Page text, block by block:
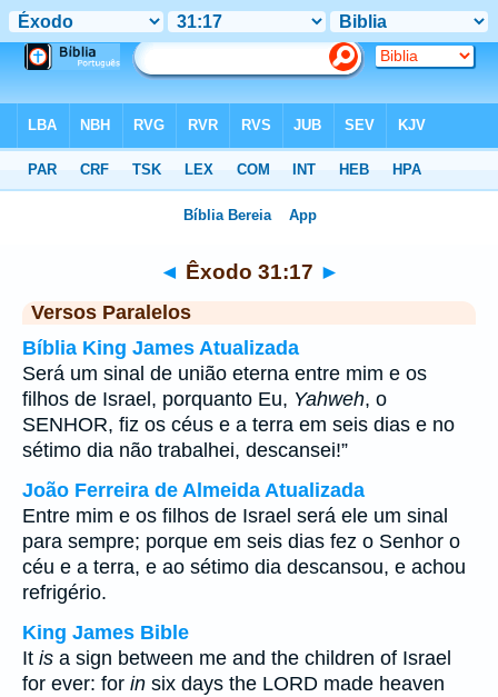
◄ Êxodo 31:17 ►
Versos Paralelos
Bíblia King James Atualizada
Será um sinal de união eterna entre mim e os
filhos de Israel, porquanto Eu, Yahweh, o
SENHOR, fiz os céus e a terra em seis dias e no
sétimo dia não trabalhei, descansei!”
João Ferreira de Almeida Atualizada
Entre mim e os filhos de Israel será ele um sinal
para sempre; porque em seis dias fez o Senhor o
céu e a terra, e ao sétimo dia descansou, e achou
refrigério.
King James Bible
It is a sign between me and the children of Israel
for ever: for in six days the LORD made heaven